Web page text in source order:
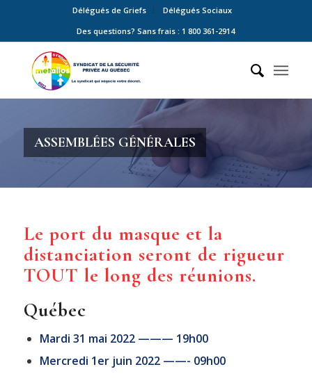
Délégués de Griefs
Délégués Sociaux
Des questions? Sans frais : 1 800 361-2914
ASSEMBLÉES GÉNÉRALES
Le port du masque et la
distanciation seront de rigueur
TOUT le long des réunions.
Québec
Mardi 31 mai 2022 ——— 19h00
Mercredi 1er juin 2022 ——- 09h00